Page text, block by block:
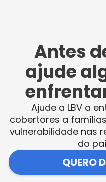
a Oficina de
gente tem que
banho são
Sofia, de 6 anos.
Antes
ajude
Ajude a LBV a
cobertores a
vulnerabilidade nas
do
QUERO